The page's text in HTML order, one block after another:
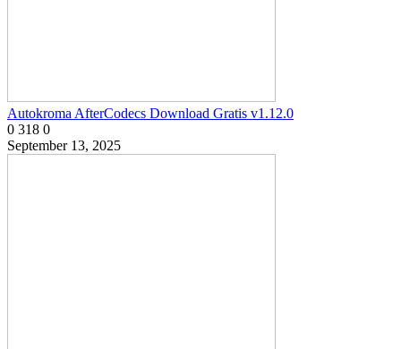
Autokroma AfterCodecs Download Gratis v1.12.0
0 318 0
September 13, 2025